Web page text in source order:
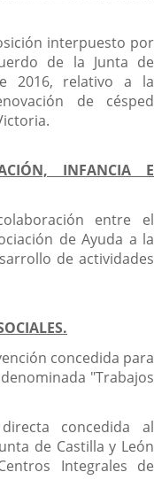
interpuesto por
de la Junta de
2016, relativo a la
de césped
INFANCIA E
entre el
de Ayuda a la
de actividades
concedida para
"Trabajos
concedida al
de Castilla y León
Integrales de